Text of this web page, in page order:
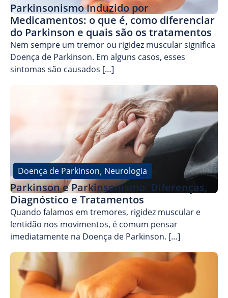
Parkinsonismo Induzido por
Medicamentos: o que é, como diferenciar
do Parkinson e quais são os tratamentos
Nem sempre um tremor ou rigidez muscular significa
Doença de Parkinson. Em alguns casos, esses
sintomas são causados […]
Doença de Parkinson, Neurologia
Parkinson e Parkinsonismo: Diferenças,
Diagnóstico e Tratamentos
Quando falamos em tremores, rigidez muscular e
lentidão nos movimentos, é comum pensar
imediatamente na Doença de Parkinson. […]